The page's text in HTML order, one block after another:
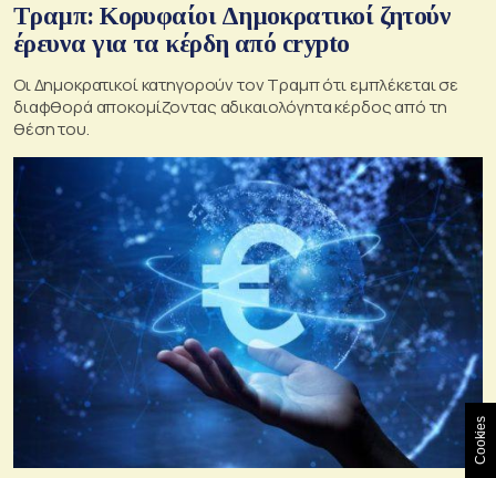
Τραμπ: Κορυφαίοι Δημοκρατικοί ζητούν
έρευνα για τα κέρδη από crypto
Οι Δημοκρατικοί κατηγορούν τον Τραμπ ότι εμπλέκεται σε
διαφθορά αποκομίζοντας αδικαιολόγητα κέρδος από τη
θέση του.
Cookies